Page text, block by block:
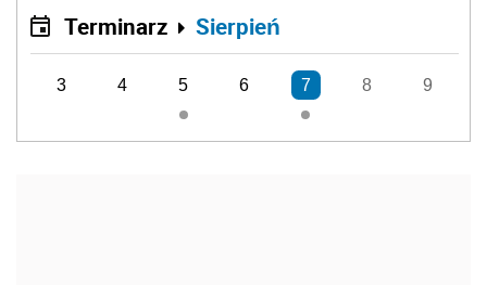
Terminarz Sierpień
3 4 5 6 7 8 9